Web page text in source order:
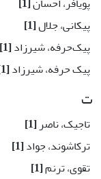
پیکانی، جلال[1]
پیک‌حرفه، شیرزاد[1]
پیک حرفه، شیرزاد[1]
ت
تاجیک، ناصر[1]
ترکاشوند، جواد[1]
تقوی، ترنم[1]